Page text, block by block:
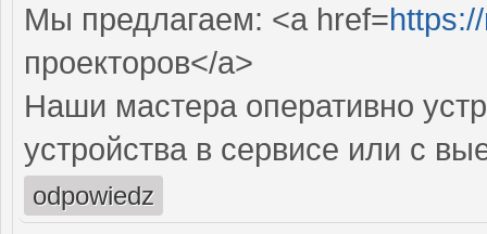
Мы предлагаем: <a href=
проекторов</a>
Наши мастера оперативно
устройства в сервисе или с
odpowiedz